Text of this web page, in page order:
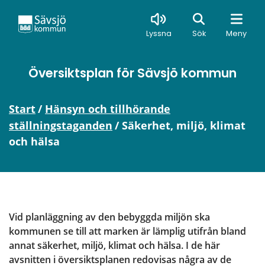
Lyssna Sök Meny
Sök
Översiktsplan för Sävsjö kommun
Start/ Hänsyn och tillhörande
ställningstaganden /Säkerhet, miljö, klimat
och hälsa
Vid planläggning av den bebyggda miljön ska
kommunen se till att marken är lämplig utifrån bland
annat säkerhet, miljö, klimat och hälsa. I de här
avsnitten i översiktsplanen redovisas några av de